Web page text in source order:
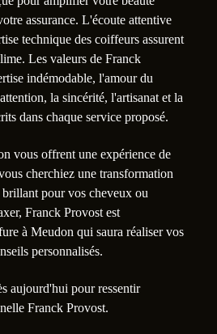
assurance. L'écoute attentive
technique des coiffeurs assurent
Les valeurs de Franck
indémodable, l'amour du
la sincérité, l'artisanat et la
dans chaque service proposé.
vous offrent une expérience de
cherchiez une transformation
pour vos cheveux ou
Franck Provost est
à Meudon qui saura réaliser vos
personnalisés.
aujourd'hui pour ressentir
Franck Provost.